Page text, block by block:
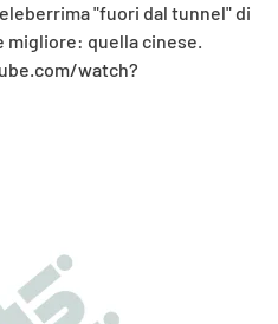
"fuori dal tunnel" di
migliore: quella cinese.
watch?